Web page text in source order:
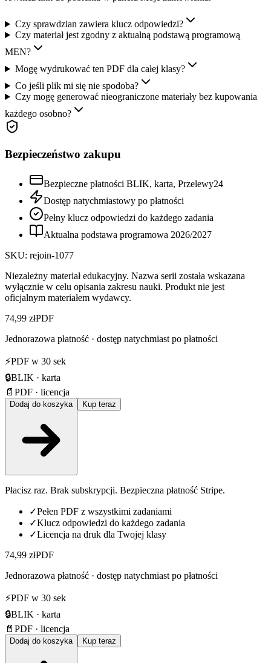
Czy sprawdzian zawiera klucz odpowiedzi?
Czy materiał jest zgodny z aktualną podstawą programową
MEN?
Mogę wydrukować ten PDF dla całej klasy?
Co jeśli plik mi się nie spodoba?
Czy mogę generować nieograniczone materiały bez kupowania
każdego osobno?
Bezpieczeństwo zakupu
Bezpieczne płatności BLIK, karta, Przelewy24
Dostęp natychmiastowy po płatności
Pełny klucz odpowiedzi do każdego zadania
Aktualna podstawa programowa 2026/2027
SKU: rejoin-1077
Niezależny materiał edukacyjny. Nazwa serii została wskazana
wyłącznie w celu opisania zakresu nauki. Produkt nie jest
oficjalnym materiałem wydawcy.
74,99 złPDF
Jednorazowa płatność · dostęp natychmiast po płatności
⚡PDF w 30 sek
🔒BLIK · karta
📄 PDF · licencja
Dodaj do koszyka Kup teraz
Płacisz raz. Brak subskrypcji. Bezpieczna płatność Stripe.
✓Pełen PDF z wszystkimi zadaniami
✓Klucz odpowiedzi do każdego zadania
✓Licencja na druk dla Twojej klasy
74,99 złPDF
Jednorazowa płatność · dostęp natychmiast po płatności
⚡PDF w 30 sek
🔒BLIK · karta
📄 PDF · licencja
Dodaj do koszyka Kup teraz